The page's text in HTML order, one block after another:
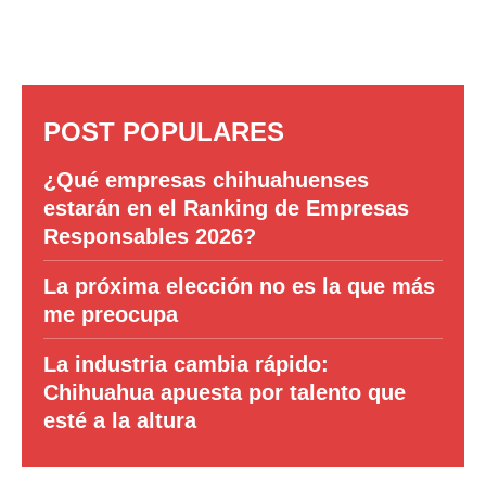
POST POPULARES
¿Qué empresas chihuahuenses
estarán en el Ranking de Empresas
Responsables 2026?
La próxima elección no es la que más
me preocupa
La industria cambia rápido:
Chihuahua apuesta por talento que
esté a la altura